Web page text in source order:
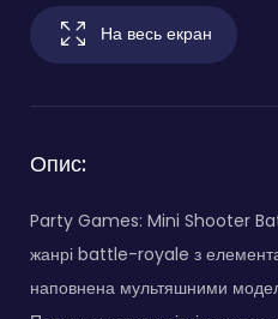
На весь екран
Опис:
Party Games: Mini Shooter
жанрі battle-royale з
наповнена мультяшними